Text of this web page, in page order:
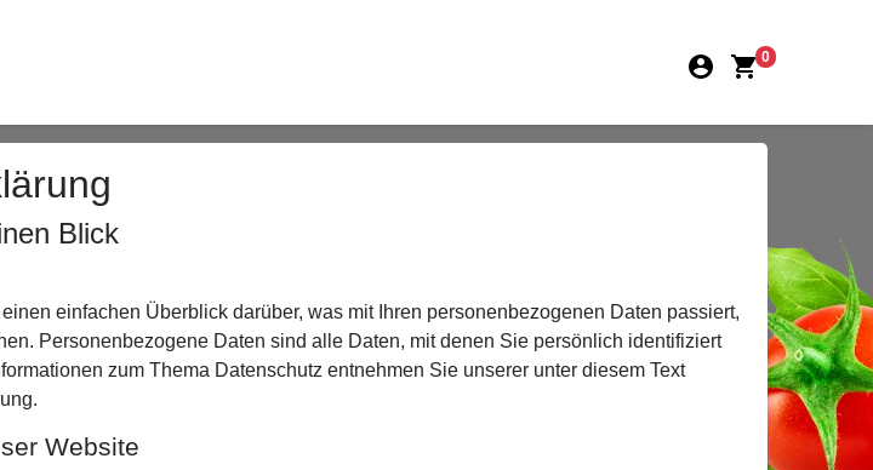
0
Blick
einfachen Überblick darüber, was mit Ihren personenbezogenen Daten passiert,
Personenbezogene Daten sind alle Daten, mit denen Sie persönlich identifiziert
zum Thema Datenschutz entnehmen Sie unserer unter diesem Text
Website